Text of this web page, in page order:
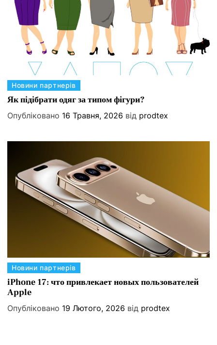
а
е
Новини партнерів
Як підібрати одяг за типом фігури?
Опубліковано 16 Травня, 2026 від prodtex
а
т
е
Новини партнерів
iPhone 17: что привлекает новых пользователей
Apple
Опубліковано 19 Лютого, 2026 від prodtex